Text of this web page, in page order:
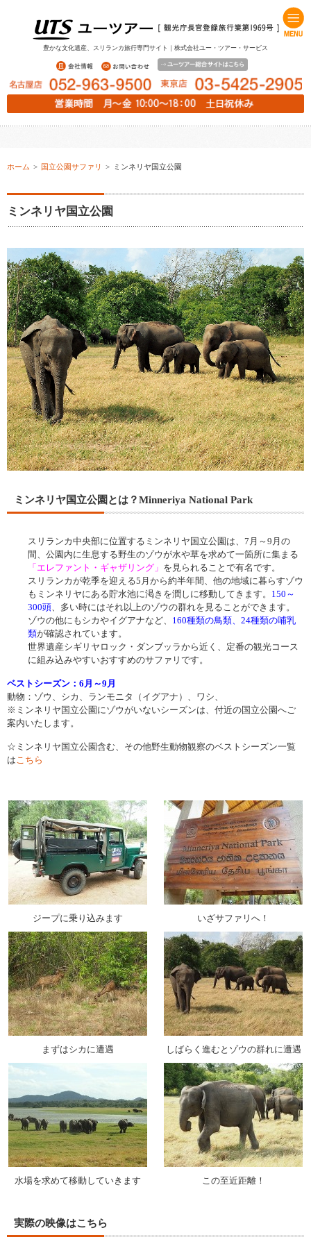
豊かな文化遺産、スリランカ旅行専門サイト｜株式会社ユー・ツアー・サービス
ホーム > 国立公園サファリ > ミンネリヤ国立公園
ミンネリヤ国立公園
ミンネリヤ国立公園とは？Minneriya National Park
スリランカ中央部に位置するミンネリヤ国立公園は、7月～9月の
間、公園内に生息する野生のゾウが水や草を求めて一箇所に集まる
「エレファント・ギャザリング」 を見られることで有名です。
スリランカが乾季を迎える5月から約半年間、他の地域に暮らすゾウ
もミンネリヤにある貯水池に渇きを潤しに移動してきます。 150～
300頭、多い時にはそれ以上のゾウの群れを見ることができます。
ゾウの他にもシカやイグアナなど、 160種類の鳥類、24種類の哺乳
類が確認されています。
世界遺産シギリヤロック・ダンブッラから近く、定番の観光コース
に組み込みやすいおすすめのサファリです。
ベストシーズン：6月～9月
動物：ゾウ、シカ、ランモニタ（イグアナ）、ワシ、
※ミンネリヤ国立公園にゾウがいないシーズンは、付近の国立公園へご
案内いたします。
☆ミンネリヤ国立公園含む、その他野生動物観察のベストシーズン一覧
はこちら
ジープに乗り込みます いざサファリへ！
まずはシカに遭遇 しばらく進むとゾウの群れに遭遇
水場を求めて移動していきます この至近距離！
実際の映像はこちら